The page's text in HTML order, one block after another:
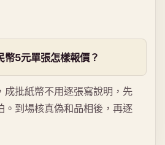
幣5元單張怎樣報價？
成批紙幣不用逐張寫說明，先
。到場核真偽和品相後，再逐